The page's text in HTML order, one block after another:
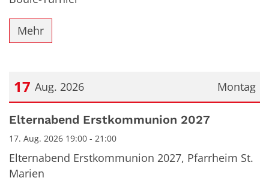
Mehr
Montag
17 Aug. 2026
Datum: 17. August 2026
Elternabend Erstkommunion 2027
17. Aug. 2026 19:00 - 21:00
Elternabend Erstkommunion 2027, Pfarrheim St.
Marien